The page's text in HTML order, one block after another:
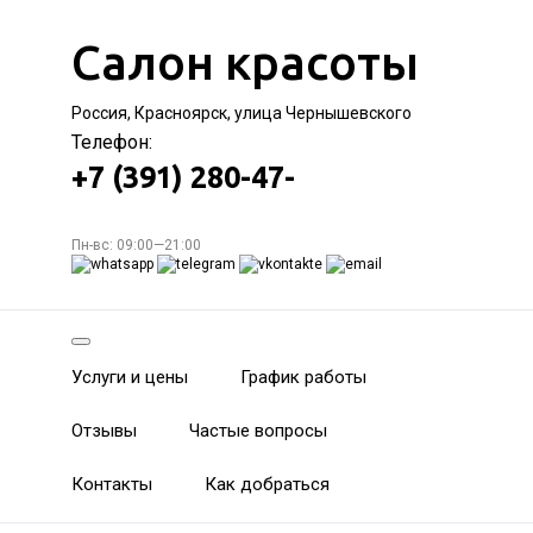
Салон красоты
Россия, Красноярск, улица Чернышевского
Телефон:
+7 (391) 280-47-
Пн-вс: 09:00—21:00
Услуги и цены График работы
Отзывы Частые вопросы
Контакты Как добраться